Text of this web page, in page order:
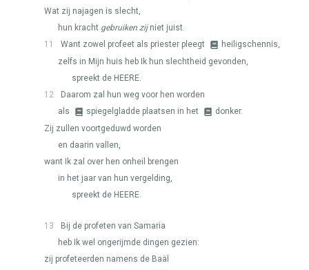
Wat zij najagen is slecht,
hun kracht gebruiken zijniet juist.
11
Want zowel profeet als priester pleegt
heiligschennis,
zelfs in Mijn huis heb Ik hun slechtheid gevonden,
spreekt de HEERE.
12
Daarom zal hun weg voor hen worden
als
spiegelgladde plaatsen in het
donker.
Zij zullen voortgeduwd worden
en daarin vallen,
want Ik zal over hen onheil brengen
in het jaar van hun vergelding,
spreekt de HEERE.
13
Bij de profeten van Samaria
heb Ik wel ongerijmde dingen gezien:
zij profeteerden namens de Baäl